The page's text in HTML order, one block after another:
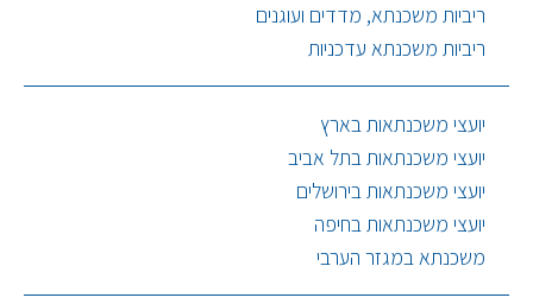
ריביות משכנתא, מדדים ועוגנים
ריביות משכנתא עדכניות
יועצי משכנתאות בארץ
יועצי משכנתאות בתל אביב
יועצי משכנתאות בירושלים
יועצי משכנתאות בחיפה
משכנתא במגזר הערבי